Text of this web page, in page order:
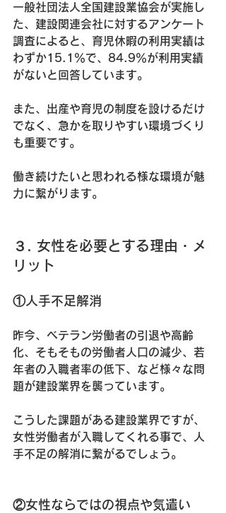
一般社団法人全国建設業協会が実施し
た、建設関連会社に対するアンケート
調査によると、育児休暇の利用実績は
わずか15.1％で、84.9％が利用実績
がないと回答しています。
また、出産や育児の制度を設けるだけ
でなく、急かを取りやすい環境づくり
も重要です。
働き続けたいと思われる様な環境が魅
力に繋がります。
３. 女性を必要とする理由・メ
リット
①人手不足解消
昨今、ベテラン労働者の引退や高齢
化、そもそもの労働者人口の減少、若
年者の入職者率の低下、など様々な問
題が建設業界を襲っています。
こうした課題がある建設業界ですが、
女性労働者が入職してくれる事で、人
手不足の解消に繋がるでしょう。
②女性ならではの視点や気遣い